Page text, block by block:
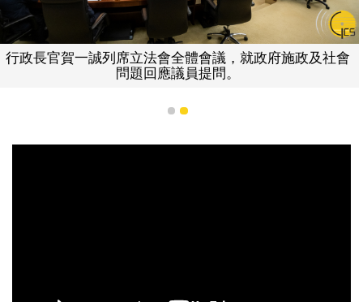
行政長官賀一誠列席立法會全體會議，就政府施政及社會
問題回應議員提問。
1 2